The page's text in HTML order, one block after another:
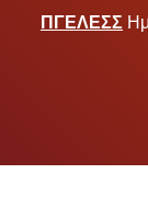
ΠΓΕΛΕΣΣ